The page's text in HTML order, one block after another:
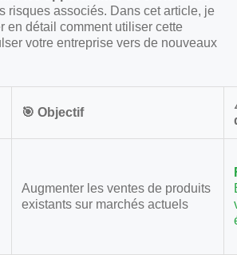
risques associés. Dans cet article, je
en détail comment utiliser cette
votre entreprise vers de nouveaux
🎯 Objectif
Augmenter les ventes de produits
existants sur marchés actuels